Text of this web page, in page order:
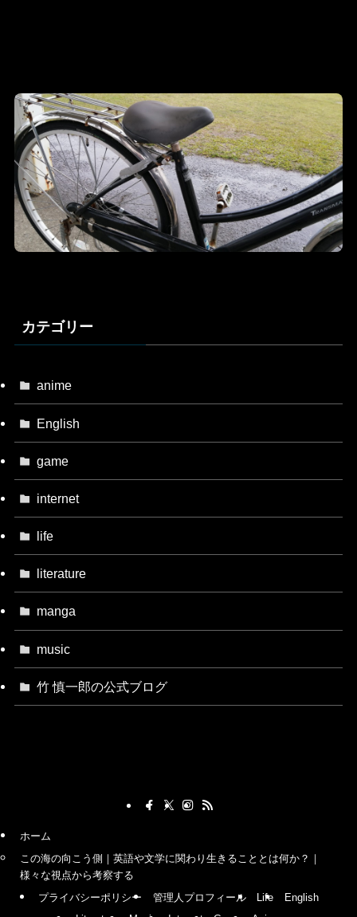
カテゴリー
anime
English
game
internet
life
literature
manga
music
竹 慎一郎の公式ブログ
ホーム
この海の向こう側｜英語や文学に関わり生きることとは何か？｜
様々な視点から考察する
プライバシーポリシー
管理人プロフィール Life
English